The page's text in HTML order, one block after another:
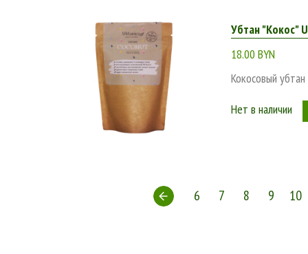
Убтан "Кокос"
18.00 BYN
Кокосовый
Нет в наличии
6 7 8 9 10